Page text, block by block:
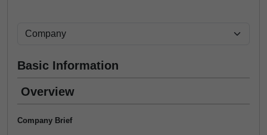
Basic Information
Overview
Company Brief